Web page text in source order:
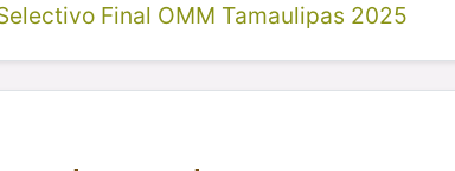
Final OMM Tamaulipas 2025